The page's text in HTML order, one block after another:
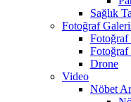
Sağlık
Fotoğraf
Fotoğraf
Fotoğraf
Drone
Video
Nöbet